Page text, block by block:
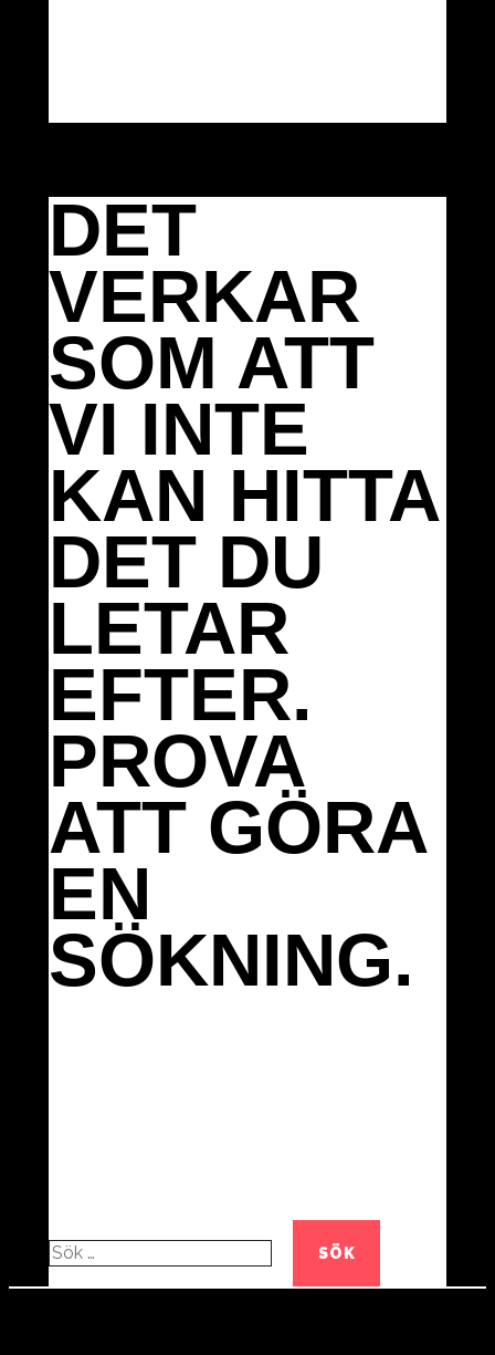
DET
VERKAR
SOM ATT
VI INTE
KAN HITTA
DET DU
LETAR
EFTER.
PROVA
ATT GÖRA
EN
SÖKNING.